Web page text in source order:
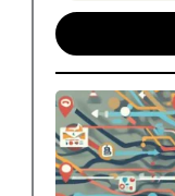
Empresa